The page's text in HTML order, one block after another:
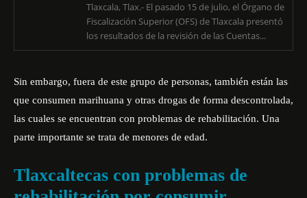
Tlaxcala, Tlax.- El pasado 15 de julio, el Órgano de
Fiscalización Superior (OFS) de Tlaxcala presentó
los resultados de la revisión de las Cuentas...
Sin embargo, fuera de este grupo de personas, también están las
que consumen marihuana y otras drogas de forma descontrolada,
las cuales se encuentran con problemas de rehabilitación. Una
parte importante se trata de menores de edad.
Tlaxcaltecas con problemas de